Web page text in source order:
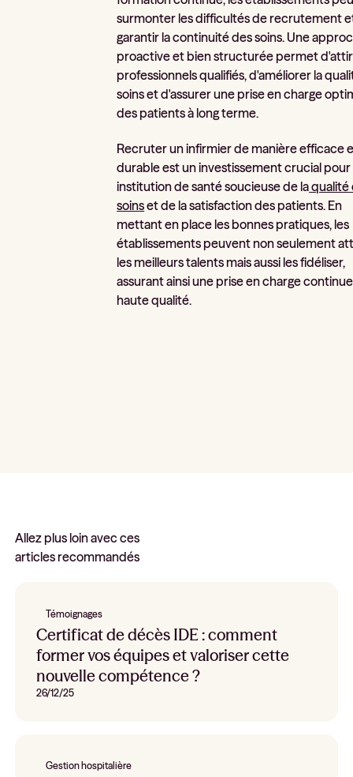
surmonter les difficultés de recrutement
garantir la continuité des soins. Une
proactive et bien structurée permet
professionnels qualifiés, d'améliorer la
soins et d'assurer une prise en charge
des patients à long terme.
Recruter un infirmier de manière efficace
durable est un investissement crucial
institution de santé soucieuse de laqualité
soinset de la satisfaction des patients. En
mettant en place les bonnes pratiques, les
établissements peuvent non seulement
les meilleurs talents mais aussi les fidéliser,
assurant ainsi une prise en charge
haute qualité.
Allez plus loin avec ces
articles recommandés
Témoignages
Certificat de décès IDE : comment
former vos équipes et valoriser cette
nouvelle compétence ?
26/12/25
Gestion hospitalière